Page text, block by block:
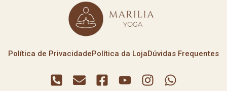
Política de PrivacidadePolítica da LojaDúvidas Frequentes